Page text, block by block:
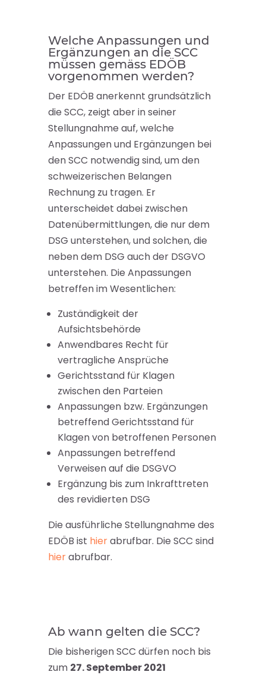
Welche Anpassungen und
Ergänzungen an die SCC
müssen gemäss EDÖB
vorgenommen werden?
Der EDÖB anerkennt grundsätzlich
die SCC, zeigt aber in seiner
Stellungnahme auf, welche
Anpassungen und Ergänzungen bei
den SCC notwendig sind, um den
schweizerischen Belangen
Rechnung zu tragen. Er
unterscheidet dabei zwischen
Datenübermittlungen, die nur dem
DSG unterstehen, und solchen, die
neben dem DSG auch der DSGVO
unterstehen. Die Anpassungen
betreffen im Wesentlichen:
Zuständigkeit der
Aufsichtsbehörde
Anwendbares Recht für
vertragliche Ansprüche
Gerichtsstand für Klagen
zwischen den Parteien
Anpassungen bzw. Ergänzungen
betreffend Gerichtsstand für
Klagen von betroffenen Personen
Anpassungen betreffend
Verweisen auf die DSGVO
Ergänzung bis zum Inkrafttreten
des revidierten DSG
Die ausführliche Stellungnahme des
EDÖB ist hierabrufbar. Die SCC sind
hierabrufbar.
Ab wann gelten die SCC?
Die bisherigen SCC dürfen noch bis
zum 27. September 2021